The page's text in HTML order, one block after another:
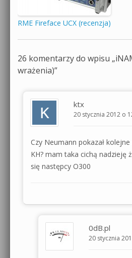
RME Fireface UCX (recenzja)
26 komentarzy do wpisu „
wrażenia)”
ktx
20 stycznia 2012 o
Czy Neumann pokazał
KH? mam taka cichą nadzieję
się następcy O300
0dB.pl
20 stycznia